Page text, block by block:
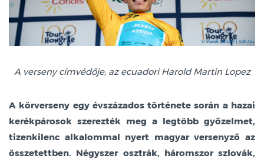
A verseny címvédője, az ecuadori Harold Martin Lopez
A körverseny egy évszázados története során a hazai
kerékpárosok szerezték meg a legtöbb győzelmet,
tizenkilenc alkalommal nyert magyar versenyző az
összetettben. Négyszer osztrák, háromszor szlovák,